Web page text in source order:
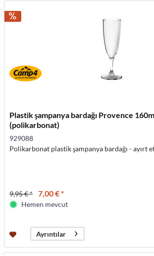
Plastik şampanya bardağı Provence
(polikarbonat)
929088
Polikarbonat plastik şampanya bardağı - ayırt
9,95 € * 7,00 € *
Hemen mevcut
Ayrıntılar